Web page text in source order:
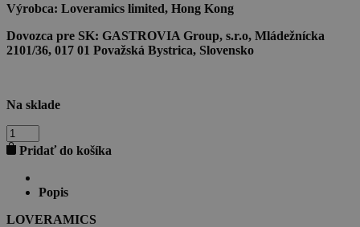
Výrobca: Loveramics limited, Hong Kong
Dovozca pre SK: GASTROVIA Group, s.r.o, Mládežnícka
2101/36, 017 01 Považská Bystrica, Slovensko
Na sklade
množstvo
LOVERAMICS
ROCK
GLASS
Pridať do košíka
Popis
LOVERAMICS